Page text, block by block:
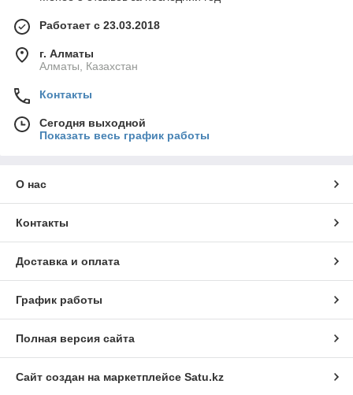
Работает с 23.03.2018
г. Алматы
Алматы, Казахстан
Контакты
Сегодня выходной
Показать весь график работы
О нас
Контакты
Доставка и оплата
График работы
Полная версия сайта
Сайт создан на маркетплейсе Satu.kz